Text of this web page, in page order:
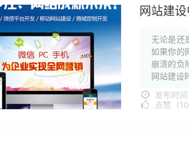
网站建
无论是还
如果你的
崩溃的负
网站建设
发布时
点赞（